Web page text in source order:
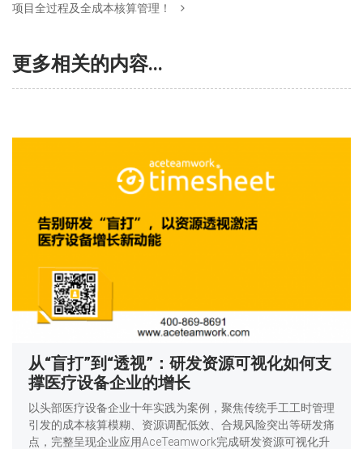
项目全过程及全成本核算管理！
更多相关的内容...
从“盲打”到“透视”：研发资源可视化如何支
撑医疗设备企业的增长
以头部医疗设备企业十年实践为案例，聚焦传统手工工时管理
引发的成本核算模糊、资源调配低效、合规风险突出等研发痛
点，完整呈现企业应用AceTeamwork完成研发资源可视化升